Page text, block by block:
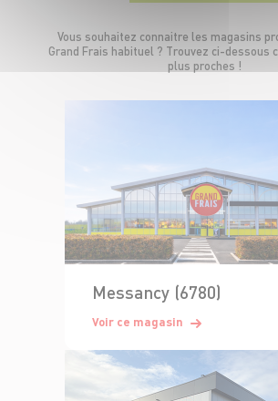
Vous souhaitez connaitre les magasins
Grand Frais habituel ? Trouvez ci-dessous
plus proches !
Messancy (6780)
Voir ce magasin